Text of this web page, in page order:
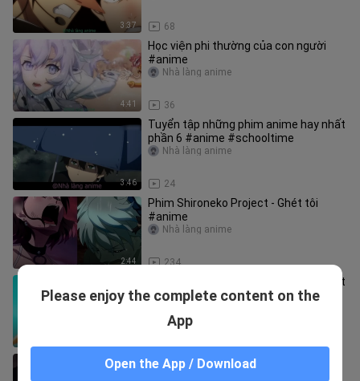
3:37 68
4:41
Học viện phi thường của con người
#anime
36
Nhà làng anime
3:46
Tuyển tập những phim anime hay nhất
phần 6 #anime #schooltime
24
Nhà làng anime
2:44
Phim Shironeko Project - Ghét tôi
#anime
234
Nhà làng anime
Tuyển tập những phim anime hay nhất
phần 8 #anime #schooltime
Cô gái trái tim rồng: Thử nghiệm của
Alita #anime #schooltime
Please enjoy the complete content on the
App
Open the App / Download